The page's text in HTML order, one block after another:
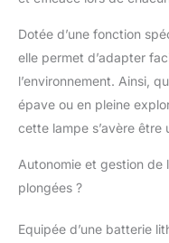
Dotée d’une fonction
elle permet d’adapter
l’environnement. Ainsi,
épave ou en pleine
cette lampe s’avère être
Autonomie et gestion de
plongées ?
Equipée d’une batterie